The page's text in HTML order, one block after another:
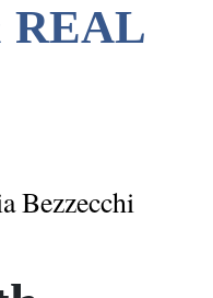
REAL
Bezzecchi